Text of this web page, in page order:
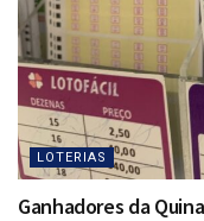
LOTERIAS
Ganhadores da